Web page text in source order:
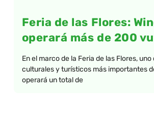
Feria de las Flores:
operará más de 200
En el marco de la Feria de las Flores,
culturales y turísticos más importantes
operará un total de